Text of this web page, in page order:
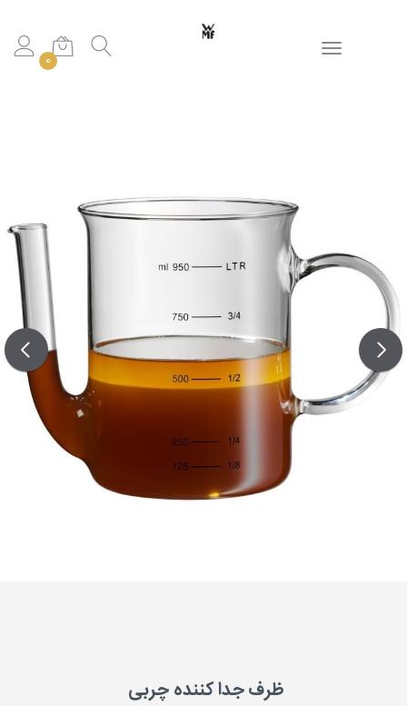
Toggle navigation
0
ظرف جدا کننده چربی